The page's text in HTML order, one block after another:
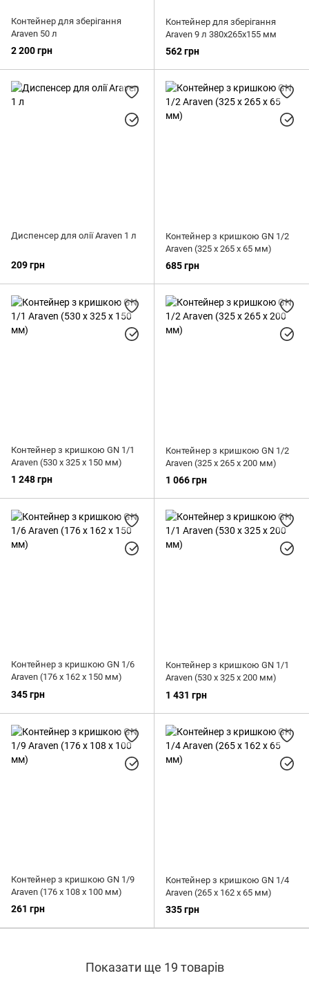
Контейнер для зберігання
Araven 50 л
2 200 грн
Контейнер для зберігання
Araven 9 л 380x265x155 мм
562 грн
Диспенсер для олії Araven 1 л
209 грн
Контейнер з кришкою GN 1/2
Araven (325 x 265 x 65 мм)
685 грн
Контейнер з кришкою GN 1/1
Araven (530 х 325 х 150 мм)
1 248 грн
Контейнер з кришкою GN 1/2
Araven (325 х 265 х 200 мм)
1 066 грн
Контейнер з кришкою GN 1/6
Araven (176 х 162 х 150 мм)
345 грн
Контейнер з кришкою GN 1/1
Araven (530 х 325 х 200 мм)
1 431 грн
Контейнер з кришкою GN 1/9
Araven (176 х 108 х 100 мм)
261 грн
Контейнер з кришкою GN 1/4
Araven (265 х 162 х 65 мм)
335 грн
Показати ще 19 товарів